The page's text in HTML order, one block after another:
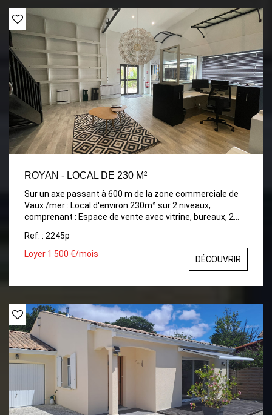
ROYAN - LOCAL DE 230 M²
Sur un axe passant à 600 m de la zone commerciale de
Vaux /mer : Local d'environ 230m² sur 2 niveaux,
comprenant : Espace de vente avec vitrine, bureaux, 2
Ref. : 2245p
Loyer 1 500 €/mois
DÉCOUVRIR